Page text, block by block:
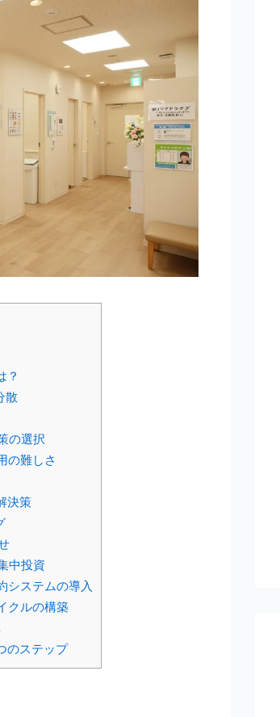
？
散
の選択
の難しさ
決策
中投資
システムの導入
クルの構築
のステップ